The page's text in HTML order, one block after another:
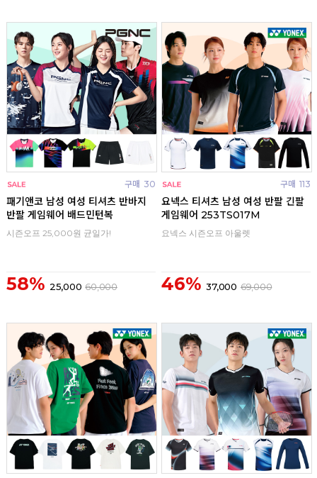
구매 30
패기앤코 남성 여성 티셔츠 반바지
반팔 게임웨어 배드민턴복
시즌오프 25,000원 균일가!
58% 25,000 60,000
구매 113
요넥스 티셔츠 남성 여성 반팔 긴팔
게임웨어 253TS017M
요넥스 시즌오프 아울렛
46% 37,000 69,000